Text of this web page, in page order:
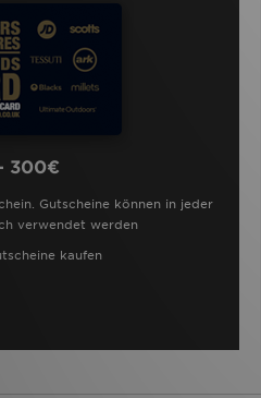
300€
Gutscheine können in jeder
verwendet werden
kaufen